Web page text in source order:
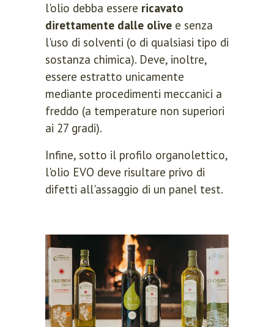
l'olio debba essere ricavato
direttamente dalle olive e senza
l'uso di solventi (o di qualsiasi tipo di
sostanza chimica). Deve, inoltre,
essere estratto unicamente
mediante procedimenti meccanici a
freddo (a temperature non superiori
ai 27 gradi).
Infine, sotto il profilo organolettico,
l'olio EVO deve risultare privo di
difetti all'assaggio di un panel test.